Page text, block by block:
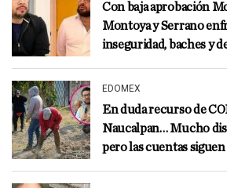
Con baja aprobación
Montoya y Serrano
inseguridad, baches y
EDOMEX
En duda recurso de
Naucalpan… Mucho
pero las cuentas